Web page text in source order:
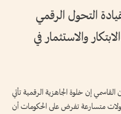
التحول الرقمي
والاستثمار في
إن خلوة الجاهزية الرقمية تأتي
متسارعة تفرض على الحكومات أن